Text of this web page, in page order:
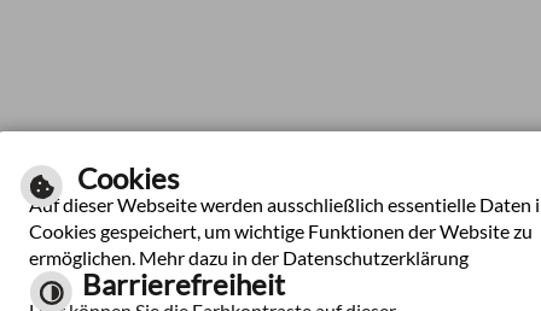
Cookies
Auf dieser Webseite werden ausschließlich essentielle Daten
Cookies gespeichert, um wichtige Funktionen der Website zu
ermöglichen. Mehr dazu in der Datenschutzerklärung
Barrierefreiheit